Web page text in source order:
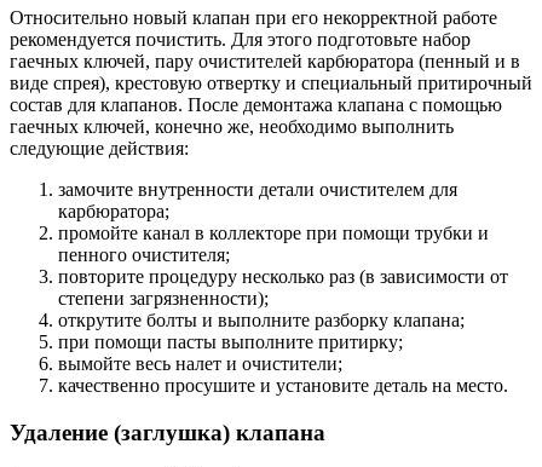
Относительно новый клапан при его некорректной работе
рекомендуется почистить. Для этого подготовьте набор
гаечных ключей, пару очистителей карбюратора (пенный и в
виде спрея), крестовую отвертку и специальный притирочный
состав для клапанов. После демонтажа клапана с помощью
гаечных ключей, конечно же, необходимо выполнить
следующие действия:
замочите внутренности детали очистителем для
карбюратора;
промойте канал в коллекторе при помощи трубки и
пенного очистителя;
повторите процедуру несколько раз (в зависимости от
степени загрязненности);
открутите болты и выполните разборку клапана;
при помощи пасты выполните притирку;
вымойте весь налет и очистители;
качественно просушите и установите деталь на место.
Удаление (заглушка) клапана